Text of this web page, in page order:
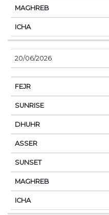
20/06/2026